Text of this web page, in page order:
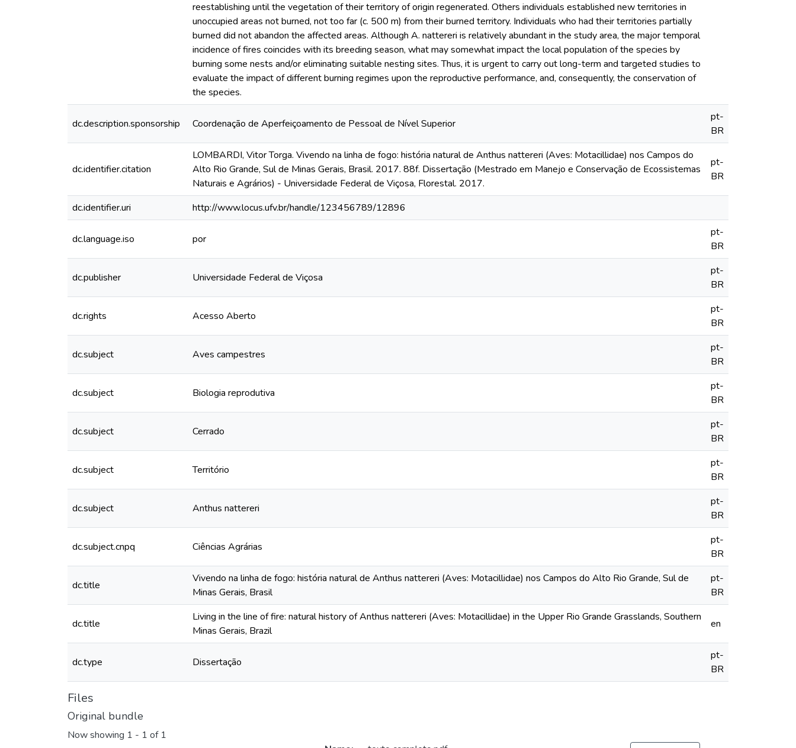
reestablishing until the vegetation of their territory of origin regenerated. Others individuals established new territories in
unoccupied areas not burned, not too far (c. 500 m) from their burned territory. Individuals who had their territories partially
burned did not abandon the affected areas. Although A. nattereri is relatively abundant in the study area, the major temporal
incidence of fires coincides with its breeding season, what may somewhat impact the local population of the species by
burning some nests and/or eliminating suitable nesting sites. Thus, it is urgent to carry out long-term and targeted studies to
evaluate the impact of different burning regimes upon the reproductive performance, and, consequently, the conservation of
the species.
dc.description.sponsorship Coordenação de Aperfeiçoamento de Pessoal de Nível Superior
pt-
BR
dc.identifier.citation
LOMBARDI, Vitor Torga. Vivendo na linha de fogo: história natural de Anthus nattereri (Aves: Motacillidae) nos Campos do
Alto Rio Grande, Sul de Minas Gerais, Brasil. 2017. 88f. Dissertação (Mestrado em Manejo e Conservação de Ecossistemas
Naturais e Agrários) - Universidade Federal de Viçosa, Florestal. 2017.
pt-
BR
dc.identifier.uri http://www.locus.ufv.br/handle/123456789/12896
dc.language.iso por
pt-
BR
dc.publisher Universidade Federal de Viçosa
pt-
BR
dc.rights Acesso Aberto
pt-
BR
dc.subject Aves campestres
pt-
BR
dc.subject Biologia reprodutiva
pt-
BR
dc.subject Cerrado
pt-
BR
dc.subject Território
pt-
BR
dc.subject Anthus nattereri
pt-
BR
dc.subject.cnpq Ciências Agrárias
pt-
BR
dc.title
Vivendo na linha de fogo: história natural de Anthus nattereri (Aves: Motacillidae) nos Campos do Alto Rio Grande, Sul de
Minas Gerais, Brasil
pt-
BR
dc.title
Living in the line of fire: natural history of Anthus nattereri (Aves: Motacillidae) in the Upper Rio Grande Grasslands, Southern
Minas Gerais, Brazil
en
dc.type Dissertação
pt-
BR
Files
Original bundle
Now showing 1 - 1 of 1